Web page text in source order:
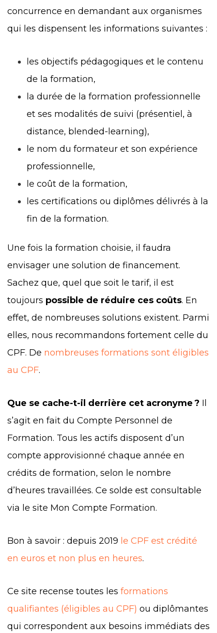
concurrence en demandant aux organismes
qui les dispensent les informations suivantes :
les objectifs pédagogiques et le contenu
de la formation,
la durée de la formation professionnelle
et ses modalités de suivi (présentiel, à
distance, blended-learning),
le nom du formateur et son expérience
professionnelle,
le coût de la formation,
les certifications ou diplômes délivrés à la
fin de la formation.
Une fois la formation choisie, il faudra
envisager une solution de financement.
Sachez que, quel que soit le tarif, il est
toujours possible de réduire ces coûts. En
effet, de nombreuses solutions existent. Parmi
elles, nous recommandons fortement celle du
CPF. De nombreuses formations sont éligibles
au CPF.
Que se cache-t-il derrière cet acronyme ? Il
s’agit en fait du Compte Personnel de
Formation. Tous les actifs disposent d’un
compte approvisionné chaque année en
crédits de formation, selon le nombre
d’heures travaillées. Ce solde est consultable
via le site Mon Compte Formation.
Bon à savoir : depuis 2019 le CPF est crédité
en euros et non plus en heures.
Ce site recense toutes les formations
qualifiantes (éligibles au CPF) ou diplômantes
qui correspondent aux besoins immédiats des